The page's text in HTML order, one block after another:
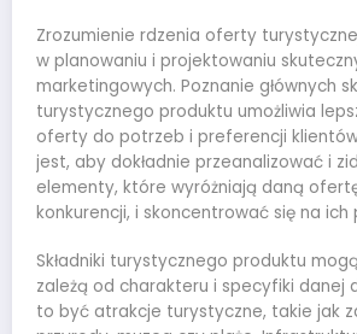
Zrozumienie rdzenia oferty
w planowaniu i projektowaniu
marketingowych. Poznanie głównych
turystycznego produktu umożliwia
oferty do potrzeb i preferencji
jest, aby dokładnie przeanalizować i
elementy, które wyróżniają daną
konkurencji, i skoncentrować się na ich
Składniki turystycznego produktu
zależą od charakteru i specyfiki danej
to być atrakcje turystyczne, takie jak